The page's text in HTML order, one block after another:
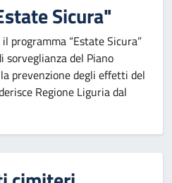
Sicura"
programma “Estate Sicura”
sorveglianza del Piano
prevenzione degli effetti del
Regione Liguria dal